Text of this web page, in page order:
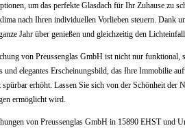
um das perfekte Glasdach für Ihr Zuhause zu
nach Ihren individuellen Vorlieben steuern. Dank
Jahr über genießen und gleichzeitig den
von Preussenglas GmbH ist nicht nur funktional,
und elegantes Erscheinungsbild, das Ihre Immobilie
erhöht. Lassen Sie sich von der Schönheit der
ermöglicht wird.
von Preussenglas GmbH in 15890 EHST und